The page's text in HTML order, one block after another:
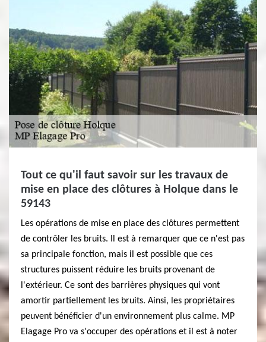
Tout ce qu'il faut savoir sur les travaux de
mise en place des clôtures à Holque dans le
59143
Les opérations de mise en place des clôtures permettent
de contrôler les bruits. Il est à remarquer que ce n'est pas
sa principale fonction, mais il est possible que ces
structures puissent réduire les bruits provenant de
l'extérieur. Ce sont des barrières physiques qui vont
amortir partiellement les bruits. Ainsi, les propriétaires
peuvent bénéficier d'un environnement plus calme. MP
Elagage Pro va s'occuper des opérations et il est à noter